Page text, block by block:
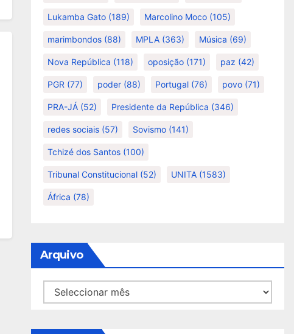
Lukamba Gato (189) Marcolino Moco (105)
marimbondos (88) MPLA (363) Música (69)
Nova República (118) oposição (171) paz (42)
PGR (77) poder (88) Portugal (76) povo (71)
PRA-JÁ (52) Presidente da República (346)
redes sociais (57) Sovismo (141)
Tchizé dos Santos (100)
Tribunal Constitucional (52) UNITA (1583)
África (78)
Arquivo
Arquivo